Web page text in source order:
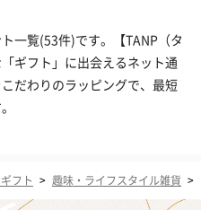
一覧(53件)です。【TANP（タ
ギフト」に出会えるネット通
だわりのラッピングで、最短
フト > 趣味・ライフスタイル雑貨 >